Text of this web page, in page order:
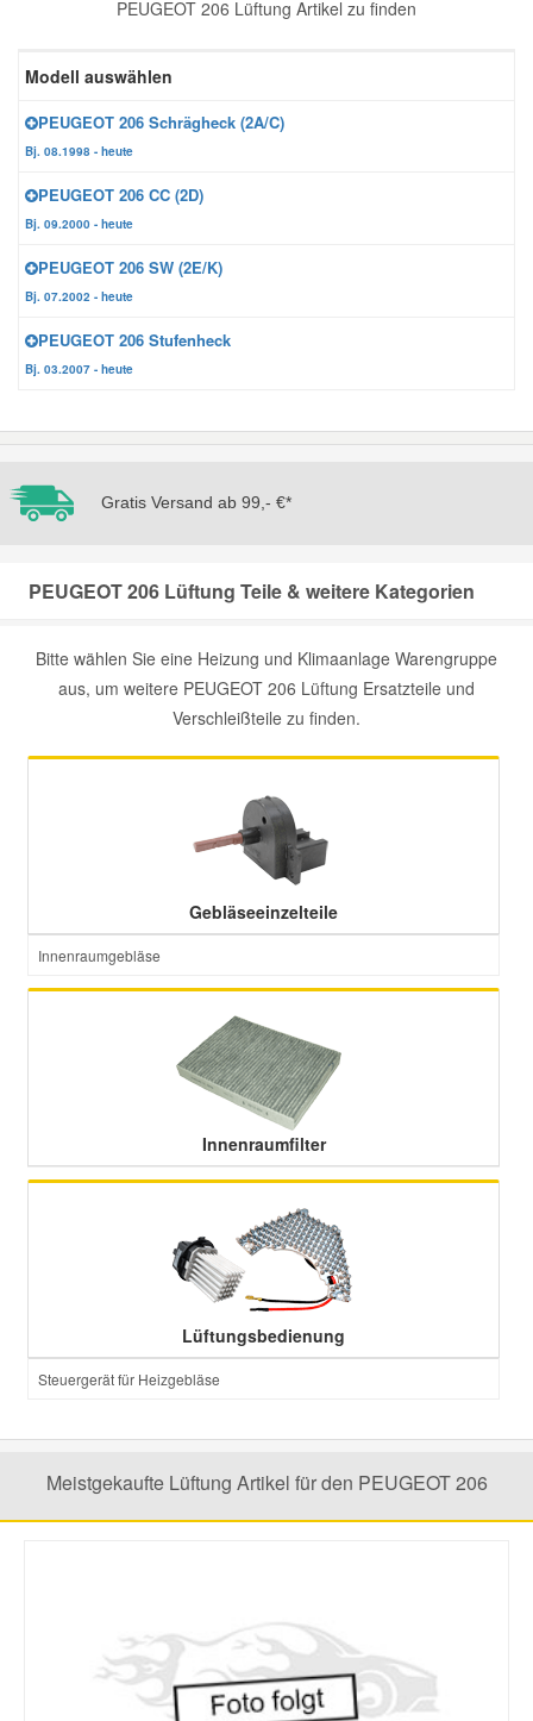
PEUGEOT 206 Lüftung Artikel zu finden
Modell auswählen
PEUGEOT 206 Schrägheck (2A/C)
Bj. 08.1998 - heute
PEUGEOT 206 CC (2D)
Bj. 09.2000 - heute
PEUGEOT 206 SW (2E/K)
Bj. 07.2002 - heute
PEUGEOT 206 Stufenheck
Bj. 03.2007 - heute
Gratis Versand ab 99,- €*
PEUGEOT 206 Lüftung Teile & weitere Kategorien
Bitte wählen Sie eine Heizung und Klimaanlage Warengruppe
aus, um weitere PEUGEOT 206 Lüftung Ersatzteile und
Verschleißteile zu finden.
Gebläseeinzelteile
Innenraumgebläse
Innenraumfilter
Lüftungsbedienung
Steuergerät für Heizgebläse
Meistgekaufte Lüftung Artikel für den PEUGEOT 206
Zündanlage und Glühanlage
Jeep Ersatzteile
Kia Ersatzteile
Lancia Ersatzteile
Mazda Ersatzteile
Mercedes Ersatzteile
Mini Ersatzteile
Nissan Ersatzteile
Porsche Ersatzteile
Seat Ersatzteile
Skoda Ersatzteile
Toyota Ersatzteile
Vauxhall Ersatzteile